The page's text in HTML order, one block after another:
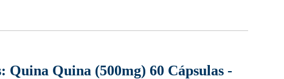
Quina Quina (500mg) 60 Cápsulas -